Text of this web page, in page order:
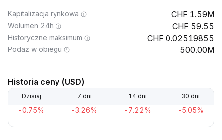
Kapitalizacja rynkowa 1.59M
Wolumen 24h 59.55
Historyczne maksimum 0.02519855
Podaż w obiegu 500.00M
Historia ceny (USD)
Dzisiaj 7 dni 14 dni 30 dni
-0.75% -3.26% -7.22% -5.05%